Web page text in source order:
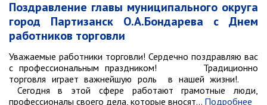
РАБОТА С ОБЩЕСТВЕННОСТЬЮ
Общественная приемная
Информационные встречи
Пресс-конференции
Общественная палата
Некоммерческие организации
Поздравление главы муниципального округа
город Партизанск О.А.Бондарева с Днем
работников торговли
Уважаемые работники торговли! Сердечно поздравляю вас
с профессиональным праздником! Традиционно
торговля играет важнейшую роль в нашей жизни!.
Сегодня в этой сфере работают грамотные люди,
профессионалы своего дела, которые вносят… Подробнее